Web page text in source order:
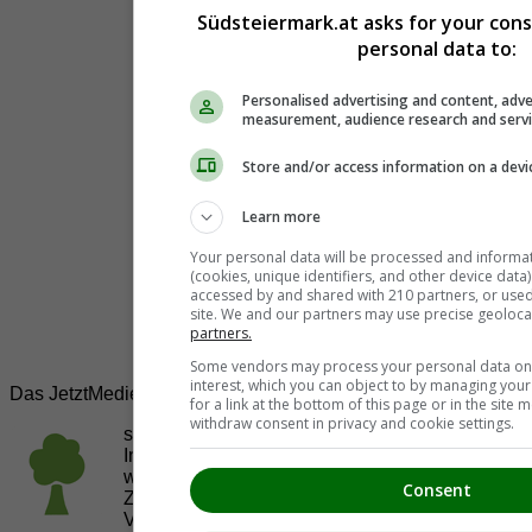
Das JetztMedien.com Medien Netzwerk
suedsteiermark.at ist eine von vielen
Internetadressen derJetztMedien.com Medien,
welche es sich zur Aufgabe gemacht hat, in
Zusammenarbeit mit regionalen Firmen,
Vereinen und Institutionen dieVielfälltigkeit
Südsteiermark.at asks for your
personal data to:
Personalised advertising and content,
measurement, audience research and
Store and/or access information on a
Learn more
Your personal data will be processed and
(cookies, unique identifiers, and other device
accessed by and shared with 210 partners, or
site. We and our partners may use precise
partners.
Some vendors may process your personal data
interest, which you can object to by managing
for a link at the bottom of this page or in the site
withdraw consent in privacy and cookie settings.
Consent